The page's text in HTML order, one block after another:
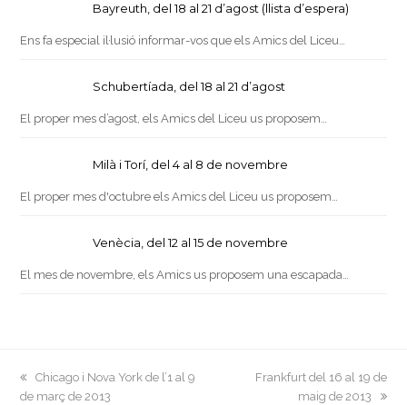
Bayreuth, del 18 al 21 d’agost (llista d’espera)
Ens fa especial il·lusió informar-vos que els Amics del Liceu…
Schubertíada, del 18 al 21 d’agost
El proper mes d’agost, els Amics del Liceu us proposem…
Milà i Torí, del 4 al 8 de novembre
El proper mes d'octubre els Amics del Liceu us proposem…
Venècia, del 12 al 15 de novembre
El mes de novembre, els Amics us proposem una escapada…
previous
post:
Chicago i Nova York de l’1 al 9
de març de 2013
next
Frankfurt del 16 al 19 de
maig de 2013